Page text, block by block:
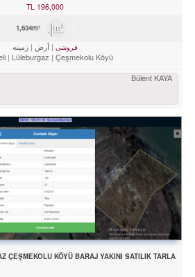
TL 196,000
فروشی أرض
زمینه
Lüleburgaz
Çeşmekolu Köyü
Bülent KAYA
ÇEŞMEKOLU KÖYÜ BARAJ YAKINI SATILIK TARLA